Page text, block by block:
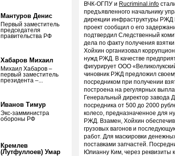
Мантуров Денис
Первый заместитель
председателя
правительства РФ
Хабаров Михаил
Михаил Хабаров –
первый заместитель
президента –...
Иванов Тимур
Экс-замминистра
обороны РФ
Кремлев
(Лутфуллоев) Умар
ВЧК-ОГПУ и Rucriminal.info
предъявленного начальнику
дирекции инфраструктуры
проект сообщил о его
подтвердил Следственный
дела по факту получения
Хойхин организовал
нужд РЖД. В качестве
фигурирует ООО
чиновник РЖД предложил
посредником при получении
построена на регулярных
Генеральный директор завода
посредника от 500 до 2000
колесо, предназначенное для
РЖД. Взамен, Хойхин
грузовых вагонов и
работ. Для маскировки
поставками запчастей.
Юлианну Ким, через реквизиты